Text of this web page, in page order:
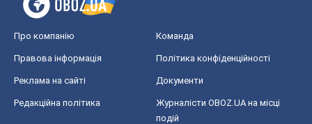
Про компанію Команда
Правова інформація Політика конфіденційності
Реклама на сайті Документи
Редакційна політика
Журналісти OBOZ.UA на місці
подій